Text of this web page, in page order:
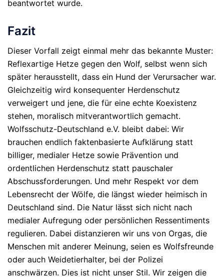
beantwortet wurde.
Fazit
Dieser Vorfall zeigt einmal mehr das bekannte Muster:
Reflexartige Hetze gegen den Wolf, selbst wenn sich
später herausstellt, dass ein Hund der Verursacher war.
Gleichzeitig wird konsequenter Herdenschutz
verweigert und jene, die für eine echte Koexistenz
stehen, moralisch mitverantwortlich gemacht.
Wolfsschutz-Deutschland e.V. bleibt dabei: Wir
brauchen endlich faktenbasierte Aufklärung statt
billiger, medialer Hetze sowie Prävention und
ordentlichen Herdenschutz statt pauschaler
Abschussforderungen. Und mehr Respekt vor dem
Lebensrecht der Wölfe, die längst wieder heimisch in
Deutschland sind. Die Natur lässt sich nicht nach
medialer Aufregung oder persönlichen Ressentiments
regulieren. Dabei distanzieren wir uns von Orgas, die
Menschen mit anderer Meinung, seien es Wolfsfreunde
oder auch Weidetierhalter, bei der Polizei
anschwärzen. Dies ist nicht unser Stil. Wir zeigen die